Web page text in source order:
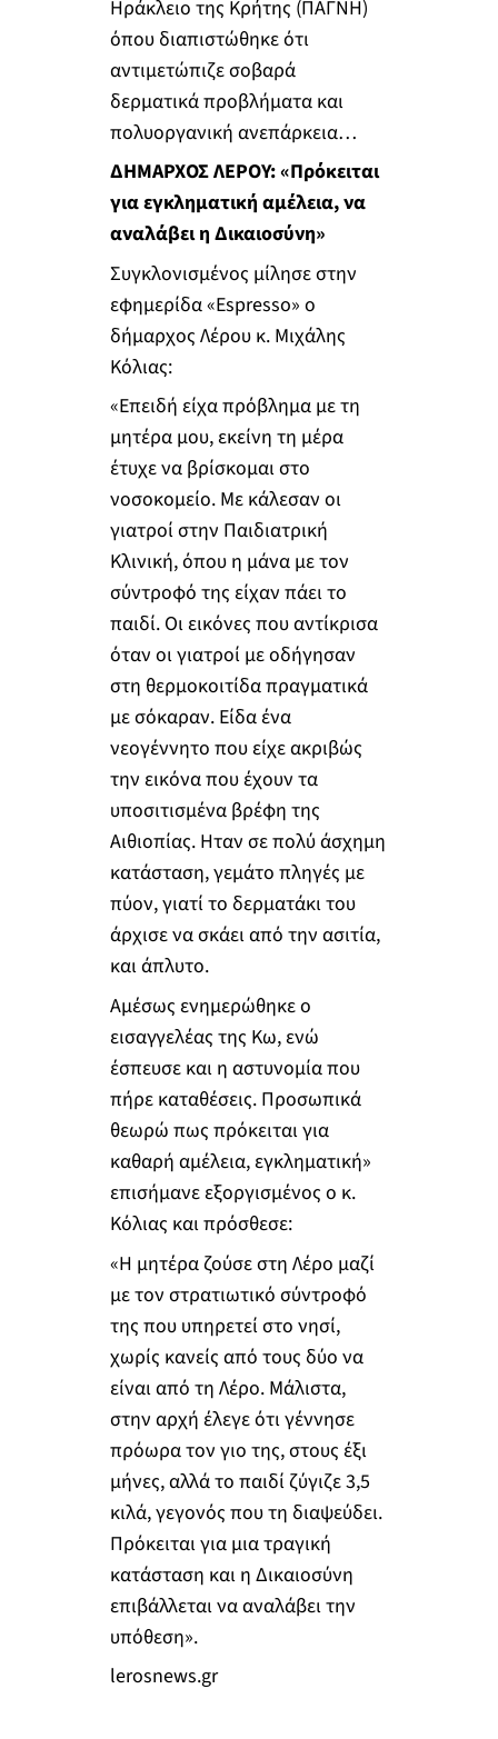
Ηράκλειο της Κρήτης (ΠΑΓΝΗ)
όπου διαπιστώθηκε ότι
αντιμετώπιζε σοβαρά
δερματικά προβλήματα και
πολυοργανική ανεπάρκεια…
ΔΗΜΑΡΧΟΣ ΛΕΡΟΥ: «Πρόκειται
για εγκληματική αμέλεια, να
αναλάβει η Δικαιοσύνη»
Συγκλονισμένος μίλησε στην
εφημερίδα «Espresso» ο
δήμαρχος Λέρου κ. Μιχάλης
Κόλιας:
«Επειδή είχα πρόβλημα με τη
μητέρα μου, εκείνη τη μέρα
έτυχε να βρίσκομαι στο
νοσοκομείο. Με κάλεσαν οι
γιατροί στην Παιδιατρική
Κλινική, όπου η μάνα με τον
σύντροφό της είχαν πάει το
παιδί. Οι εικόνες που αντίκρισα
όταν οι γιατροί με οδήγησαν
στη θερμοκοιτίδα πραγματικά
με σόκαραν. Είδα ένα
νεογέννητο που είχε ακριβώς
την εικόνα που έχουν τα
υποσιτισμένα βρέφη της
Αιθιοπίας. Ηταν σε πολύ άσχημη
κατάσταση, γεμάτο πληγές με
πύον, γιατί το δερματάκι του
άρχισε να σκάει από την ασιτία,
και άπλυτο.
Αμέσως ενημερώθηκε ο
εισαγγελέας της Κω, ενώ
έσπευσε και η αστυνομία που
πήρε καταθέσεις. Προσωπικά
θεωρώ πως πρόκειται για
καθαρή αμέλεια, εγκληματική»
επισήμανε εξοργισμένος ο κ.
Κόλιας και πρόσθεσε:
«Η μητέρα ζούσε στη Λέρο μαζί
με τον στρατιωτικό σύντροφό
της που υπηρετεί στο νησί,
χωρίς κανείς από τους δύο να
είναι από τη Λέρο. Μάλιστα,
στην αρχή έλεγε ότι γέννησε
πρόωρα τον γιο της, στους έξι
μήνες, αλλά το παιδί ζύγιζε 3,5
κιλά, γεγονός που τη διαψεύδει.
Πρόκειται για μια τραγική
κατάσταση και η Δικαιοσύνη
επιβάλλεται να αναλάβει την
υπόθεση».
lerosnews.gr